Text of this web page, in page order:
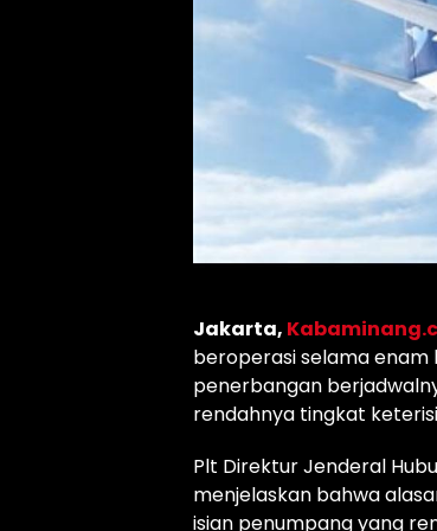
Jakarta,
beroperasi selama enam
penerbangan
rendahnya tingkat
Plt Direktur Jenderal
menjelaskan bahwa
isian penumpang yang